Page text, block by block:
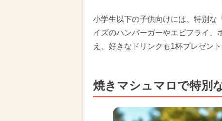
小学生以下の子供向けには、特別な
イズのハンバーガーやエビフライ、
え、好きなドリンクも1杯プレゼント
焼きマシュマロで特別